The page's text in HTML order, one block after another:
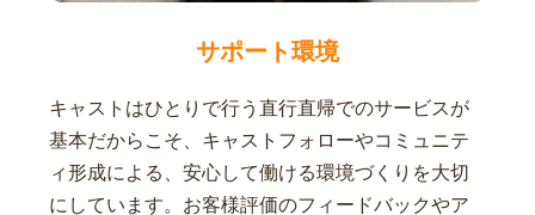
サポート環境
キャストはひとりで行う直行直帰でのサービスが
基本だからこそ、キャストフォローやコミュニテ
ィ形成による、安心して働ける環境づくりを大切
にしています。お客様評価のフィードバックやア